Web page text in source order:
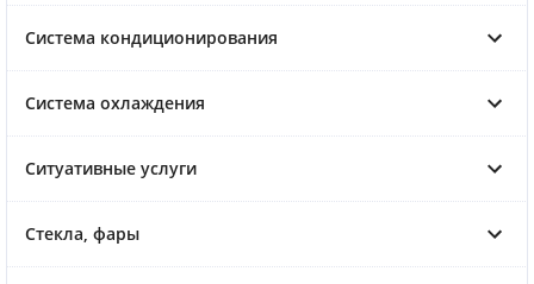
Система кондиционирования
Система охлаждения
Ситуативные услуги
Стекла, фары